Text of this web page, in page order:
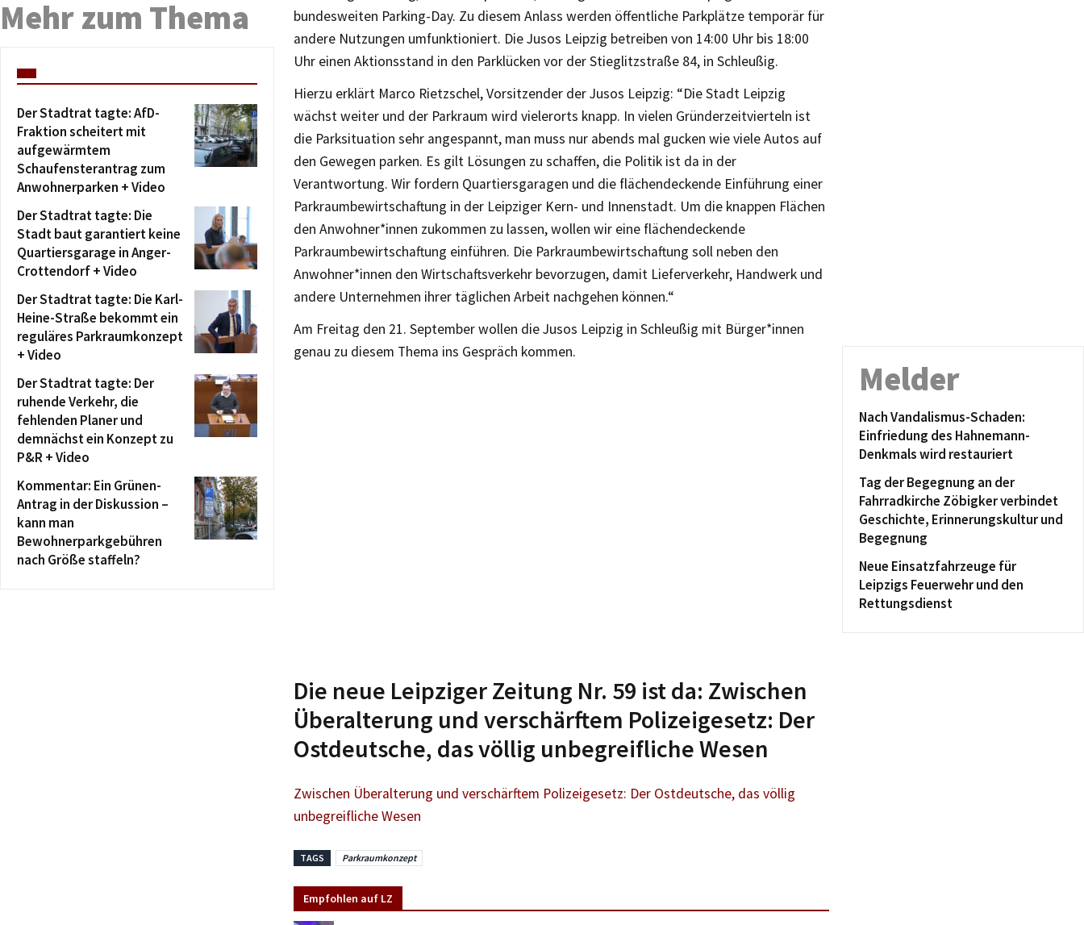
bundesweiten Parking-Day. Zu diesem Anlass werden öffentliche Parkplätze temporär für
andere Nutzungen umfunktioniert. Die Jusos Leipzig betreiben von 14:00 Uhr bis 18:00
Uhr einen Aktionsstand in den Parklücken vor der Stieglitzstraße 84, in Schleußig.
Hierzu erklärt Marco Rietzschel, Vorsitzender der Jusos Leipzig: “Die Stadt Leipzig
wächst weiter und der Parkraum wird vielerorts knapp. In vielen Gründerzeitvierteln ist
die Parksituation sehr angespannt, man muss nur abends mal gucken wie viele Autos auf
den Gewegen parken. Es gilt Lösungen zu schaffen, die Politik ist da in der
Verantwortung. Wir fordern Quartiersgaragen und die flächendeckende Einführung einer
Parkraumbewirtschaftung in der Leipziger Kern- und Innenstadt. Um die knappen Flächen
den Anwohner*innen zukommen zu lassen, wollen wir eine flächendeckende
Parkraumbewirtschaftung einführen. Die Parkraumbewirtschaftung soll neben den
Anwohner*innen den Wirtschaftsverkehr bevorzugen, damit Lieferverkehr, Handwerk und
andere Unternehmen ihrer täglichen Arbeit nachgehen können.“
Am Freitag den 21. September wollen die Jusos Leipzig in Schleußig mit Bürger*innen
genau zu diesem Thema ins Gespräch kommen.
Die neue Leipziger Zeitung Nr. 59 ist da: Zwischen
Überalterung und verschärftem Polizeigesetz: Der
Ostdeutsche, das völlig unbegreifliche Wesen
Zwischen Überalterung und verschärftem Polizeigesetz: Der Ostdeutsche, das völlig
unbegreifliche Wesen
TAGS Parkraumkonzept
Empfohlen auf LZ
Mehr zum Thema
Der Stadtrat tagte: AfD-
Fraktion scheitert mit
aufgewärmtem
Schaufensterantrag zum
Anwohnerparken + Video
Der Stadtrat tagte: Die
Stadt baut garantiert keine
Quartiersgarage in Anger-
Crottendorf + Video
Der Stadtrat tagte: Die Karl-
Heine-Straße bekommt ein
reguläres Parkraumkonzept
+ Video
Der Stadtrat tagte: Der
ruhende Verkehr, die
fehlenden Planer und
demnächst ein Konzept zu
P&R + Video
Kommentar: Ein Grünen-
Antrag in der Diskussion –
kann man
Bewohnerparkgebühren
nach Größe staffeln?
Melder
Nach Vandalismus-Schaden:
Einfriedung des Hahnemann-
Denkmals wird restauriert
Tag der Begegnung an der
Fahrradkirche Zöbigker verbindet
Geschichte, Erinnerungskultur und
Begegnung
Neue Einsatzfahrzeuge für
Leipzigs Feuerwehr und den
Rettungsdienst